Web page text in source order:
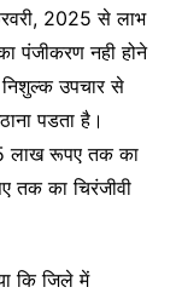
2025 से लाभ
पंजीकरण नही होने
निशुल्क उपचार से
पडता है।
लाख रूपए तक का
तक का चिरंजीवी
कि जिले में